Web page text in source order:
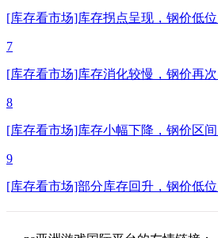
[库存看市场]库存拐点呈现，钢价低
7
[库存看市场]库存消化较慢，钢价再
8
[库存看市场]库存小幅下降，钢价区
9
[库存看市场]部分库存回升，钢价低